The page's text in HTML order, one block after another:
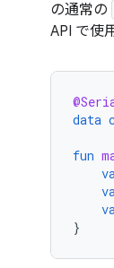
の通常の
API で使
data
fun
}